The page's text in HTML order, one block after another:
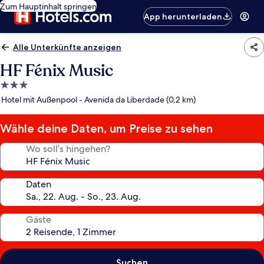
Zum Hauptinhalt springen
App herunterladen
Alle Unterkünfte anzeigen
HF Fénix Music
3.0-
Sterne-
Hotel mit Außenpool - Avenida da Liberdade (0,2 km)
Wähle deine Daten, um Preise zu sehen
Wo soll’s hingehen?
Daten
Gäste